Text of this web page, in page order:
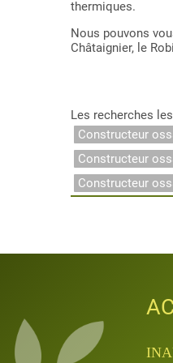
thermiques.
Nous pouvons
Châtaignier, le
Les recherches
Constructeur
Constructeur
Constructeur